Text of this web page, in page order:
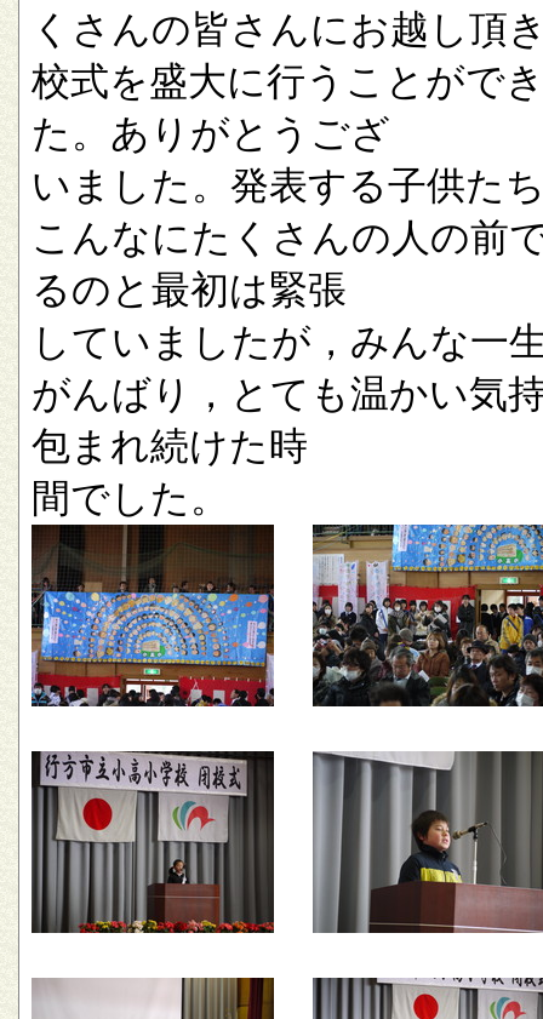
くさんの皆さんにお越し頂
校式を盛大に行うことがで
た。ありがとうござ
いました。発表する子供た
こんなにたくさんの人の前
るのと最初は緊張
していましたが，みんな一
がんばり，とても温かい気
包まれ続けた時
間でした。